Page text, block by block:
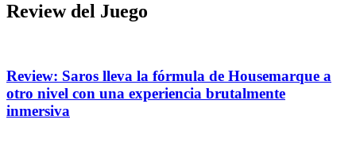
Review del Juego
Review: Saros lleva la fórmula de Housemarque a
otro nivel con una experiencia brutalmente
inmersiva